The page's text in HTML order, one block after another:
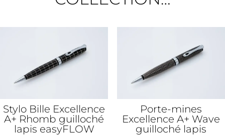
Stylo Bille Excellence
A+ Rhomb guilloché
lapis easyFLOW
Porte-mines
Excellence A+ Wave
guilloché lapis